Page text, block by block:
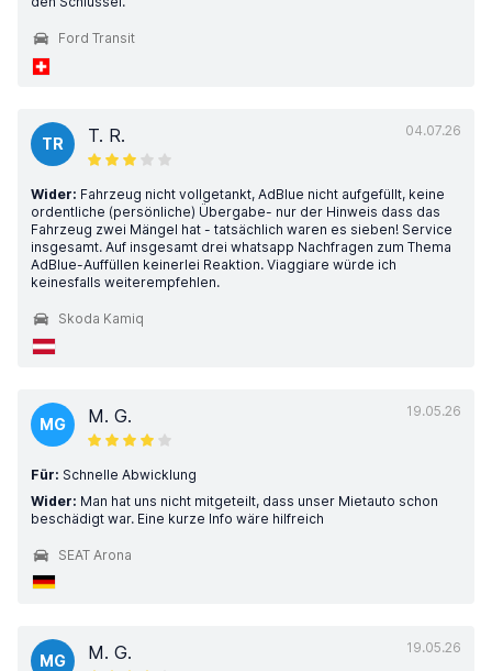
Ford Transit
04.07.26
TR T. R.
Wider: Fahrzeug nicht vollgetankt, AdBlue nicht aufgefüllt, keine
ordentliche (persönliche) Übergabe- nur der Hinweis dass das
Fahrzeug zwei Mängel hat - tatsächlich waren es sieben! Service
insgesamt. Auf insgesamt drei whatsapp Nachfragen zum Thema
AdBlue-Auffüllen keinerlei Reaktion. Viaggiare würde ich
keinesfalls weiterempfehlen.
Skoda Kamiq
19.05.26
MG M. G.
Für: Schnelle Abwicklung
Wider: Man hat uns nicht mitgeteilt, dass unser Mietauto schon
beschädigt war. Eine kurze Info wäre hilfreich
SEAT Arona
19.05.26
MG M. G.